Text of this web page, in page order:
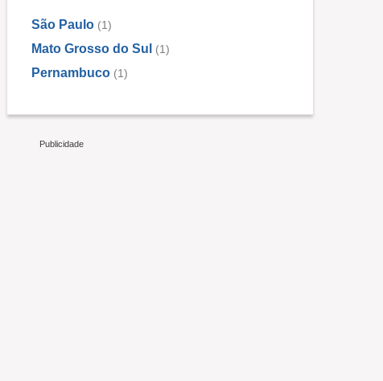
São Paulo (1)
Mato Grosso do Sul (1)
Pernambuco (1)